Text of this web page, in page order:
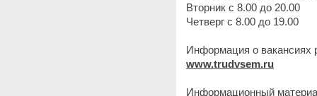
Вторник с 8.00 до 20.00
Четверг с 8.00 до 19.00
Информация о вакансиях
www.trudvsem.ru
Информационный